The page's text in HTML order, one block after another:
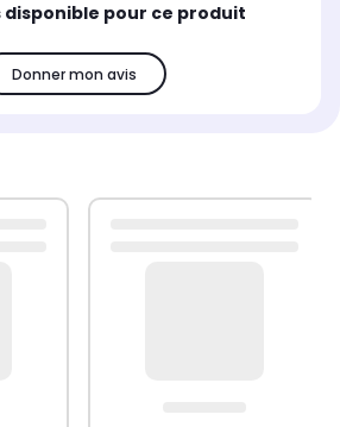
disponible pour ce produit
Donner mon avis